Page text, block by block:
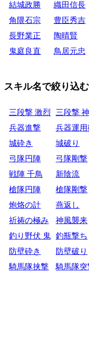
結城政勝
織田信長
角隈石宗
豊臣秀吉
長野業正
陶晴賢
鬼庭良直
鳥居元忠
スキル名で絞り込む
三段撃 激烈 三段撃
兵器進撃
兵器運用
城砕き
城破り
弓隊円陣
弓隊剛撃
戦陣 千鳥
新陰流
槍隊円陣
槍隊剛撃
炮烙の計
燕返し
祈祷の極み
神風襲来
釣り野伏 鬼 釣瓶撃ち
防壁砕き
防壁破り
騎馬隊挟撃
騎馬隊突